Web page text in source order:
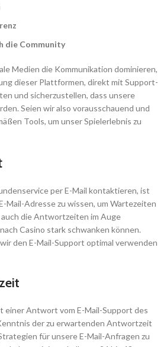
die Community
Medien die Kommunikation dominieren,
dieser Plattformen, direkt mit Support-
und sicherzustellen, dass unsere
Seien wir also vorausschauend und
Tools, um unser Spielerlebnis zu
per E-Mail kontaktieren, ist
Mail-Adresse zu wissen, um Wartezeiten
die Antwortzeiten im Auge
Casino stark schwanken können.
den E-Mail-Support optimal verwenden
einer Antwort vom E-Mail-Support des
der zu erwartenden Antwortzeit
für unsere E-Mail-Anfragen zu